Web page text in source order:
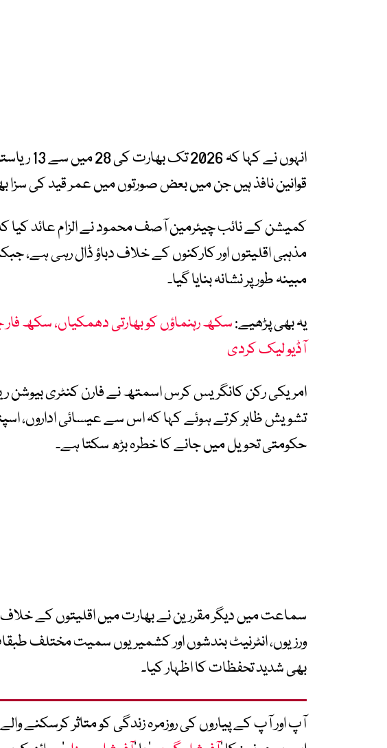
انہوں نے
قوانین نافذ ہیں جن میں بعض صورتوں میں عمر قید کی
کمیشن کے نائب چیئرمین آصف محمود نے الزام عائد کیا
مذہبی اقلیتوں اور کارکنوں کے خلاف دباؤ ڈال رہی ہے،
مبینہ طور پر نشانہ بنایا گیا۔
یہ بھی پڑھیے:سکھ رہنماؤں کو بھارتی دھمکیاں، سکھ
آڈیو لیک کردی
امریکی رکن کانگریس کرس اسمتھ نے فارن کنٹری بیوشن
تشویش ظاہر کرتے ہوئے کہا کہ اس سے عیسائی اداروں،
حکومتی تحویل میں جانے کا خطرہ بڑھ سکتا ہے۔
سماعت میں دیگر مقررین نے بھارت میں اقلیتوں کے
ورزیوں، انٹرنیٹ بندشوں اور کشمیریوں سمیت مختلف
بھی شدید تحفظات کا اظہار کیا۔
آپ اور آپ کے پیاروں کی روزمرہ زندگی کو متاثر کرسکنے